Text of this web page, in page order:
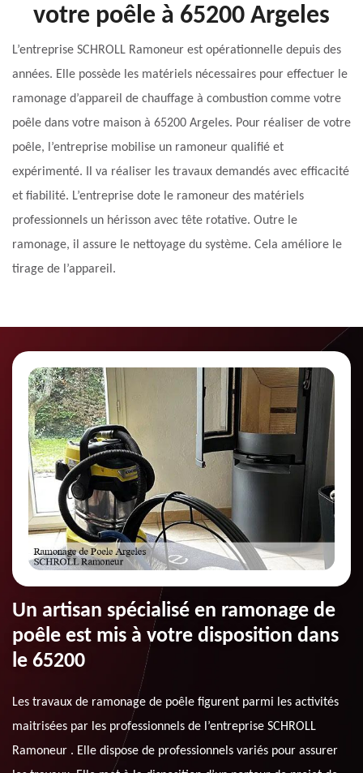
votre poêle à 65200 Argeles
L’entreprise SCHROLL Ramoneur est opérationnelle depuis des
années. Elle possède les matériels nécessaires pour effectuer le
ramonage d’appareil de chauffage à combustion comme votre
poêle dans votre maison à 65200 Argeles. Pour réaliser de votre
poêle, l’entreprise mobilise un ramoneur qualifié et
expérimenté. Il va réaliser les travaux demandés avec efficacité
et fiabilité. L’entreprise dote le ramoneur des matériels
professionnels un hérisson avec tête rotative. Outre le
ramonage, il assure le nettoyage du système. Cela améliore le
tirage de l’appareil.
Un artisan spécialisé en ramonage de
poêle est mis à votre disposition dans
le 65200
Les travaux de ramonage de poêle figurent parmi les activités
maitrisées par les professionnels de l’entreprise SCHROLL
Ramoneur . Elle dispose de professionnels variés pour assurer